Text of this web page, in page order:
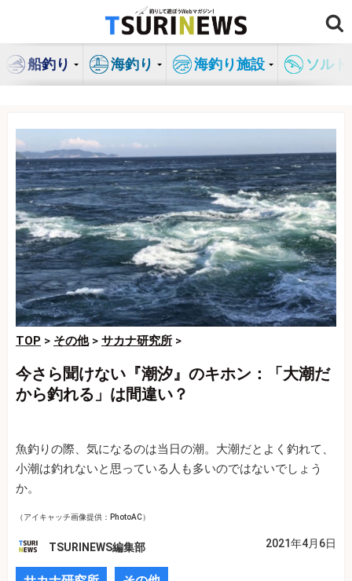
ン
船釣り 海釣り 海釣り施設 ソル
TOP > その他> サカナ研究所 >
今さら聞けない『潮汐』のキホン：「大潮だ
から釣れる」は間違い？
魚釣りの際、気になるのは当日の潮。大潮だとよく釣れて、
小潮は釣れないと思っている人も多いのではないでしょう
か。
（アイキャッチ画像提供：PhotoAC）
TSURINEWS編集部 2021年4月6日